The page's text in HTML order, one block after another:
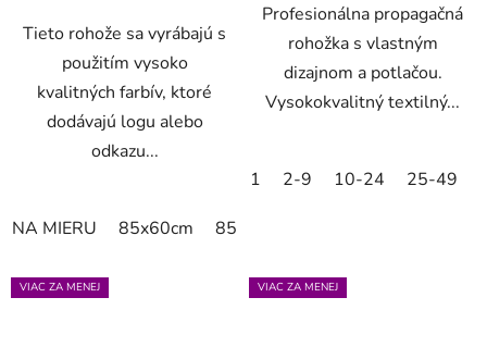
Tieto rohože sa vyrábajú s
použitím vysoko
kvalitných farbív, ktoré
dodávajú logu alebo
odkazu...
NA MIERU 85x60cm 85x75cm
Profesionálna propagačná
rohožka s vlastným
dizajnom a potlačou.
Vysokokvalitný textilný...
1 2-9 10-24 25-49
VIAC ZA MENEJ VIAC ZA MENEJ